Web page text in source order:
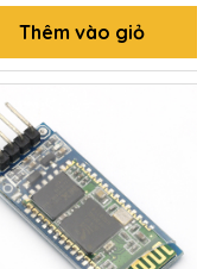
Thêm vào giỏ